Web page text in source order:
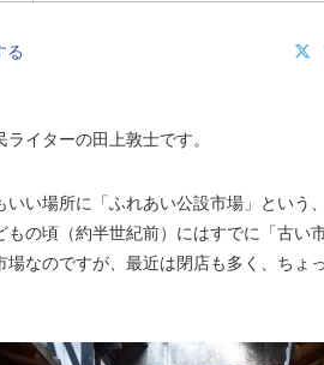
る
イターの田上敦士です。
いい場所に「ふれあい公設市場」という
もの頃（約半世紀前）にはすでに「古い
場なのですが、最近は閉店も多く、ちょ